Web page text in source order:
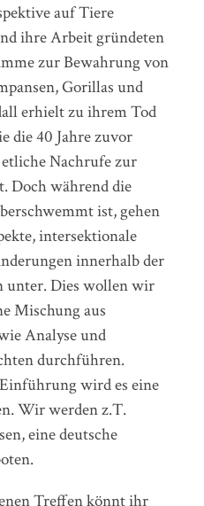
auf Tiere
ihre Arbeit gründeten
zur Bewahrung von
Gorillas und
erhielt zu ihrem Tod
die 40 Jahre zuvor
Nachrufe zur
Doch während die
ist, gehen
intersektionale
innerhalb der
unter. Dies wollen wir
Mischung aus
Analyse und
durchführen.
wird es eine
Wir werden z.T.
eine deutsche
Treffen könnt ihr